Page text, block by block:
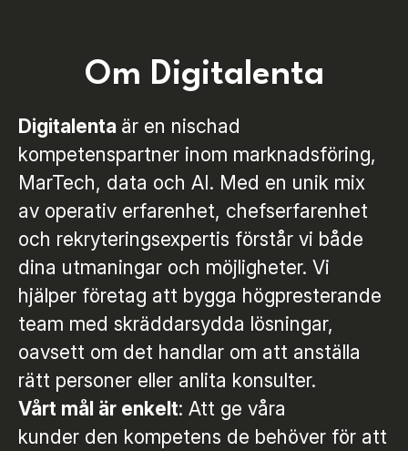
Om Digitalenta
Digitalenta är en nischad
kompetenspartner inom marknadsföring,
MarTech, data och AI. Med en unik mix
av operativ erfarenhet, chefserfarenhet
och rekryteringsexpertis förstår vi både
dina utmaningar och möjligheter. Vi
hjälper företag att bygga högpresterande
team med skräddarsydda lösningar,
oavsett om det handlar om att anställa
rätt personer eller anlita konsulter.
Vårt mål är enkelt: Att ge våra
kunder den kompetens de behöver för att